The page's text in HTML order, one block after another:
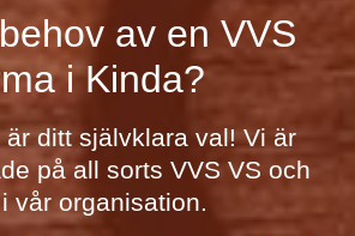
av en VVS
i Kinda?
är ditt självklara val! Vi är
på all sorts VVS VS och
i vår organisation.